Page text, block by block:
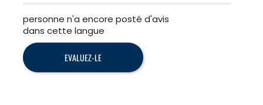
personne n'a encore posté d'avis
dans cette langue
EVALUEZ-LE